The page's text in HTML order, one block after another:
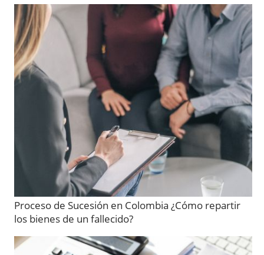
Proceso de Sucesión en Colombia ¿Cómo repartir
los bienes de un fallecido?